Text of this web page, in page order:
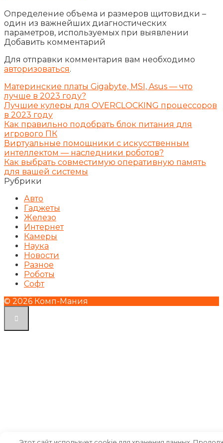
Определение объема и размеров щитовидки –
один из важнейших диагностических
параметров, используемых при выявлении
Добавить комментарий
Для отправки комментария вам необходимо
авторизоваться.
Материнские платы Gigabyte, MSI, Asus — что
лучше в 2023 году?
Лучшие кулеры для OVERCLOCKING процессоров
в 2023 году
Как правильно подобрать блок питания для
игрового ПК
Виртуальные помощники с искусственным
интеллектом — наследники роботов?
Как выбрать совместимую оперативную память
для вашей системы
Рубрики
Авто
Гаджеты
Железо
Интернет
Камеры
Наука
Новости
Разное
Роботы
Софт
© 2026 Комп-Мания